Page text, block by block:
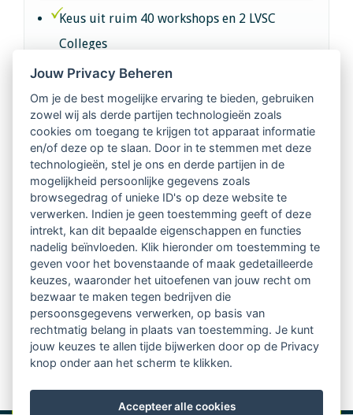
Keus uit ruim 40 workshops en 2 LVSC
Colleges
Intervisie met geregistreerde vakgenoten
Netwerk van 2100 professionals in 14
regio's
Vindbaar voor opdrachtgevers
Tijdschrift voor
Begeleidingskunde & kennisbank
Beroepsregistratie (LVSC keurmerk)
Lid worden van LVSC
Jouw Privacy Beheren
Om je de best mogelijke ervaring te bieden, gebruiken
zowel wij als derde partijen technologieën zoals
cookies om toegang te krijgen tot apparaat informatie
en/of deze op te slaan. Door in te stemmen met deze
technologieën, stel je ons en derde partijen in de
mogelijkheid persoonlijke gegevens zoals
browsegedrag of unieke ID's op deze website te
verwerken. Indien je geen toestemming geeft of deze
intrekt, kan dit bepaalde eigenschappen en functies
nadelig beïnvloeden. Klik hieronder om toestemming te
geven voor het bovenstaande of maak gedetailleerde
keuzes, waaronder het uitoefenen van jouw recht om
bezwaar te maken tegen bedrijven die
persoonsgegevens verwerken, op basis van
rechtmatig belang in plaats van toestemming. Je kunt
jouw keuzes te allen tijde bijwerken door op de Privacy
knop onder aan het scherm te klikken.
Accepteer alle cookies